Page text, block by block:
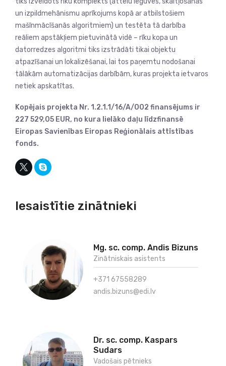
un izpildmehānismu aprīkojums kopā ar atbilstošiem
mašīnmācīšanās algoritmiem) un testēta tā darbība
reāliem apstākļiem pietuvinātā vidē – rīku kopa un
datorredzes algoritmi tiks izstrādāti tikai objektu
atpazīšanai un lokalizēšanai, lai tos paņemtu nodošanai
tālākām automatizācijas darbībām, kuras projekta ietvaros
netiek apskatītas.
Kopējais projekta Nr. 1.2.1.1/16/A/002 finansējums ir
227 529,05 EUR, no kura lielāko daļu līdzfinansē
Eiropas Savienības Eiropas Reģionālais attīstības
fonds.
Iesaistītie zinātnieki
Mg. sc. comp. Andis Bizuns
Zinātniskais asistents
+371 67558289
andis.bizuns@edi.lv
Dr. sc. comp. Kaspars
Sudars
Vadošais pētnieks